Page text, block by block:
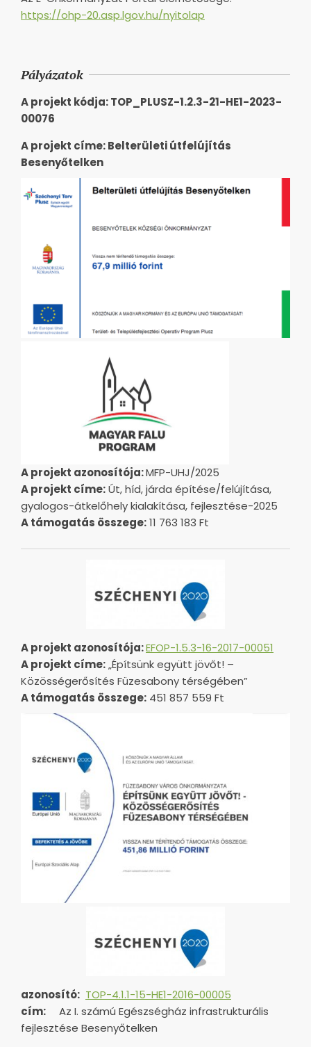
https://ohp-20.asp.lgov.hu/nyitolap
Pályázatok
A projekt kódja: TOP_PLUSZ-1.2.3-21-HE1-2023-
00076
A projekt címe: Belterületi útfelújítás
Besenyőtelken
A projekt azonosítója:MFP-UHJ/2025
A projekt címe:Út, híd, járda építése/felújítása,
gyalogos-átkelőhely kialakítása, fejlesztése-2025
A támogatás összege:11 763 183 Ft
A projekt azonosítója:EFOP-1.5.3-16-2017-00051
A projekt címe:„Építsünk együtt jövőt! –
Közösségerősítés Füzesabony térségében”
A támogatás összege: 451 857 559 Ft
azonosító: TOP-4.1.1-15-HE1-2016-00005
cím:
Az I. számú Egészségház infrastrukturális
fejlesztése Besenyőtelken